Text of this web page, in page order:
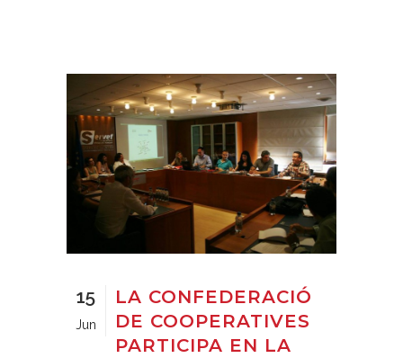
15
Jun
LA CONFEDERACIÓ
DE COOPERATIVES
PARTICIPA EN LA